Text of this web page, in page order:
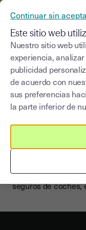
La
seguros
Una garantía
daños involuntarios
responsabilidad
contratos
seguros de coches,
Continuar sin
Este sitio web
Nuestro sitio web
experiencia,
publicidad
de acuerdo con
sus preferencias
la parte inferior de